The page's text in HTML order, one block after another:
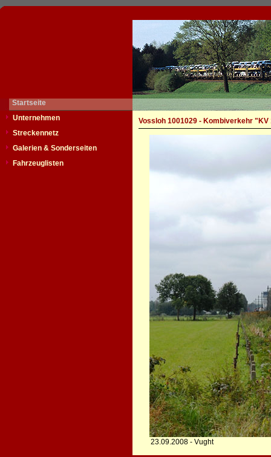
Startseite
Unternehmen
Streckennetz
Galerien & Sonderseiten
Fahrzeuglisten
Vossloh 1001029 - Kombiverkehr "KV
23.09.2008 - Vught